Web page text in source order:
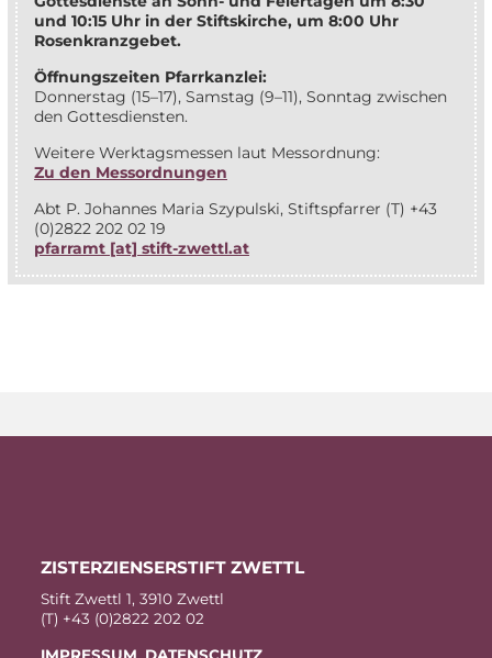
und 10:15 Uhr in der Stifts­kir­che, um 8:00 Uhr
Rosenkranzgebet.
Öff­nungs­zei­ten Pfarrkanzlei:
Don­ners­tag (15–17), Sams­tag (9–11), Sonn­tag zwi­schen
den Gottesdiensten.
Wei­te­re Werk­tags­mes­sen laut Messordnung:
Zu den Messordnungen
Abt P. Jo­han­nes Ma­ria Szy­pul­ski, Stift­s­pfar­rer (T) +43
(0)2822 202 02 19
pfarr­amt [at] stift-zwettl.at
ZIS­TER­ZI­EN­SER­STIFT ZWETTL
Stift Zwettl 1, 3910 Zwettl
(T) +43 (0)2822 202 02